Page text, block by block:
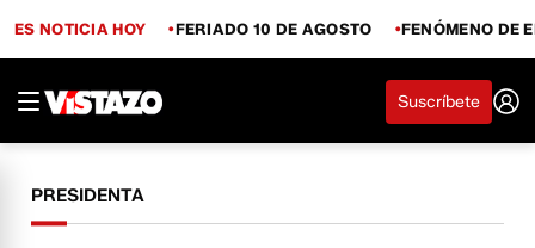
ES NOTICIA HOY FERIADO 10 DE AGOSTO FENÓMENO DE
Suscríbete
PRESIDENTA